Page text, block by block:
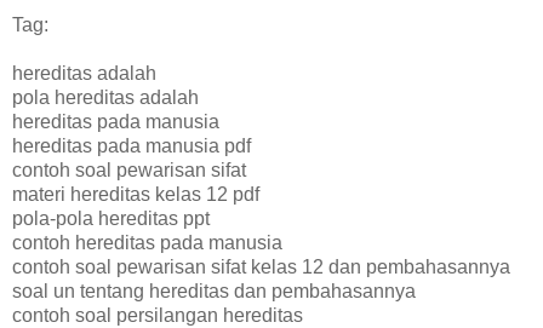
Tag:
hereditas adalah
pola hereditas adalah
hereditas pada manusia
hereditas pada manusia pdf
contoh soal pewarisan sifat
materi hereditas kelas 12 pdf
pola-pola hereditas ppt
contoh hereditas pada manusia
contoh soal pewarisan sifat kelas 12 dan pembahasannya
soal un tentang hereditas dan pembahasannya
contoh soal persilangan hereditas